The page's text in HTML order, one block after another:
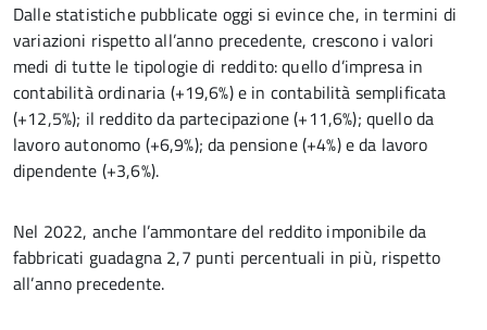
Dalle statistiche pubblicate oggi si evince che, in termini di
variazioni rispetto all’anno precedente, crescono i valori
medi di tutte le tipologie di reddito: quello d’impresa in
contabilità ordinaria (+19,6%) e in contabilità semplificata
(+12,5%); il reddito da partecipazione (+11,6%); quello da
lavoro autonomo (+6,9%); da pensione (+4%) e da lavoro
dipendente (+3,6%).
Nel 2022, anche l’ammontare del reddito imponibile da
fabbricati guadagna 2,7 punti percentuali in più, rispetto
all’anno precedente.